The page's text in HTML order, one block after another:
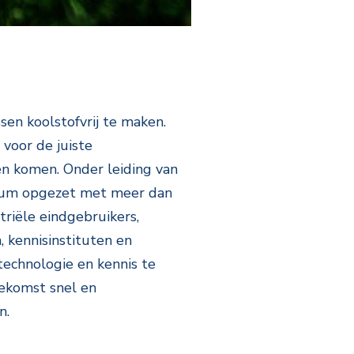
koolstofvrij te maken.
de juiste
komen. Onder leiding van
opgezet met meer dan
eindgebruikers,
kennisinstituten en
en kennis te
snel en